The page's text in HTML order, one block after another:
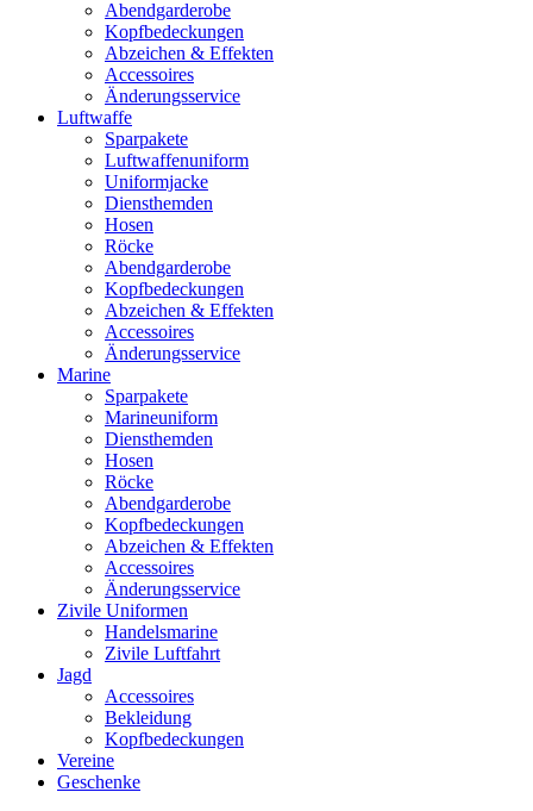
Abendgarderobe
Kopfbedeckungen
Abzeichen & Effekten
Accessoires
Änderungsservice
Luftwaffe
Sparpakete
Luftwaffenuniform
Uniformjacke
Diensthemden
Hosen
Röcke
Abendgarderobe
Kopfbedeckungen
Abzeichen & Effekten
Accessoires
Änderungsservice
Marine
Sparpakete
Marineuniform
Diensthemden
Hosen
Röcke
Abendgarderobe
Kopfbedeckungen
Abzeichen & Effekten
Accessoires
Änderungsservice
Zivile Uniformen
Handelsmarine
Zivile Luftfahrt
Jagd
Accessoires
Bekleidung
Kopfbedeckungen
Vereine
Geschenke